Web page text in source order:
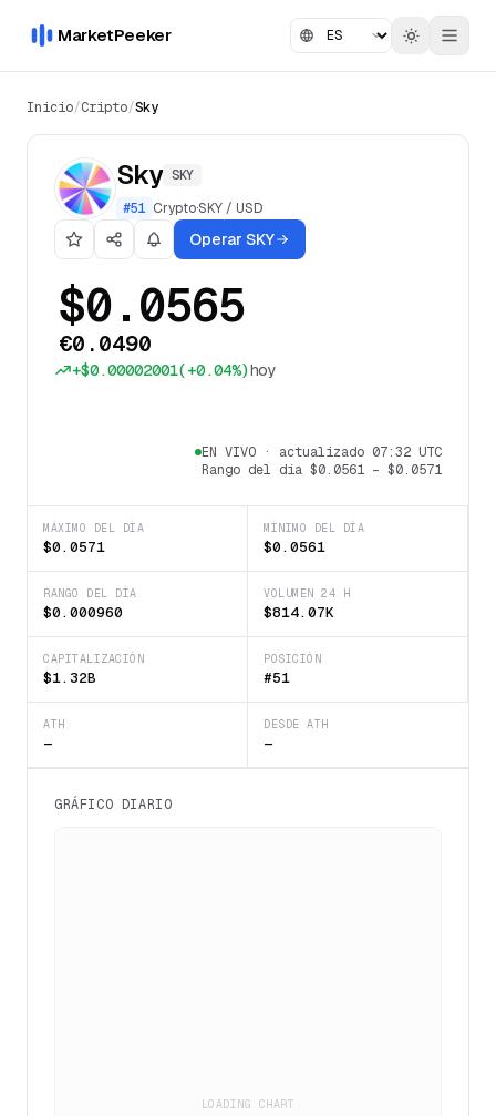
MarketPeeker
Inicio/Cripto/Sky
Sky SKY
#51 Crypto·SKY / USD
Operar SKY
$0.0565
€0.0490
+$0.00002001(+0.04%)hoy
EN VIVO · actualizado 07:32 UTC
Rango del día $0.0561 – $0.0571
MÁXIMO DEL DÍA
$0.0571
MÍNIMO DEL DÍA
$0.0561
RANGO DEL DÍA
$0.000960
VOLUMEN 24 H
$814.07K
CAPITALIZACIÓN
$1.32B
POSICIÓN
#51
ATH
—
DESDE ATH
—
GRÁFICO DIARIO
LOADING CHART